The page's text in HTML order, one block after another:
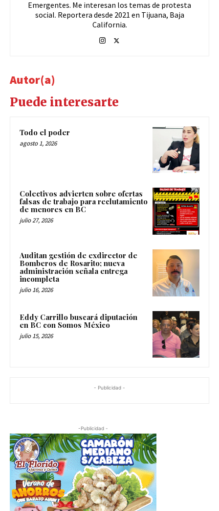
Emergentes. Me interesan los temas de protesta
social. Reportera desde 2021 en Tijuana, Baja
California.
Autor(a)
Puede interesarte
Todo el poder
agosto 1, 2026
Colectivos advierten sobre ofertas
falsas de trabajo para reclutamiento
de menores en BC
julio 27, 2026
Auditan gestión de exdirector de
Bomberos de Rosarito; nueva
administración señala entrega
incompleta
julio 16, 2026
Eddy Carrillo buscará diputación
en BC con Somos México
julio 15, 2026
- Publicidad -
-Publicidad -